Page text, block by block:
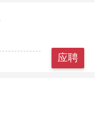
应聘